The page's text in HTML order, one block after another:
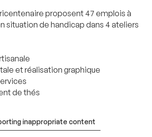
proposent 47 emplois à
situation de handicap dans 4 ateliers
et réalisation graphique
de thés
inappropriate content